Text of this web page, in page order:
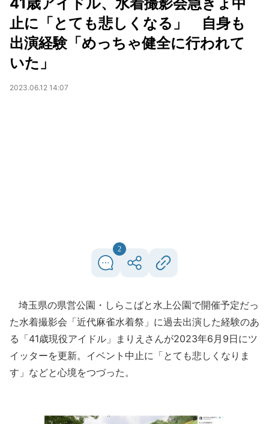
止に「とても悲しくなる」 自身も
出演経験「めっちゃ健全に行われて
いた」
2023.06.12 14:07
2
埼玉県の県営公園・しらこばと水上公園で開催予定だっ
た水着撮影会「近代麻雀水着祭」に過去出演した経験のあ
る「41歳現役アイドル」まりえさんが2023年6月9日にツ
イッターを更新。イベント中止に「とても悲しくなりま
す」などと心境をつづった。